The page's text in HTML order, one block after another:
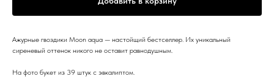
Ажурные гвоздики Moon aqua — настойщий бестселлер. Их уникальный
сиреневый оттенок никого не оставит равнодушным.
На фото букет из 39 штук с эвкалиптом.